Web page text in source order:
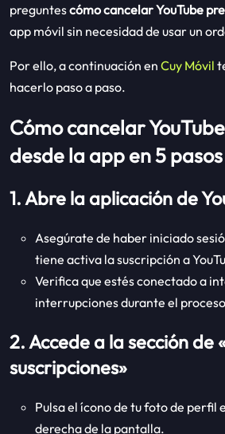
preguntescómo cancelar YouTube
app móvil sin necesidad de usar un
Por ello, a continuación en Cuy Móvil
hacerlo paso a paso.
Cómo cancelar
desde la app en 5 pasos
1. Abre la aplicación de
Asegúrate de haber iniciado
tiene activa la suscripción a
Verifica que estés conectado a
interrupciones durante el
2. Accede a la sección de
suscripciones»
Pulsa el ícono de tu foto de perfil
derecha de la pantalla.